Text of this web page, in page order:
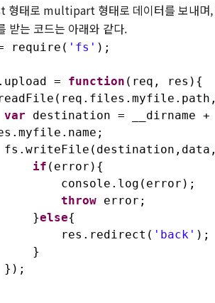
형태로 multipart 형태로 데이터를 보내며,
받는 코드는 아래와 같다.
require( 'fs' );
= function (req, res){
var destination = __dirname +
if (error){
throw error;
else{
'back' );